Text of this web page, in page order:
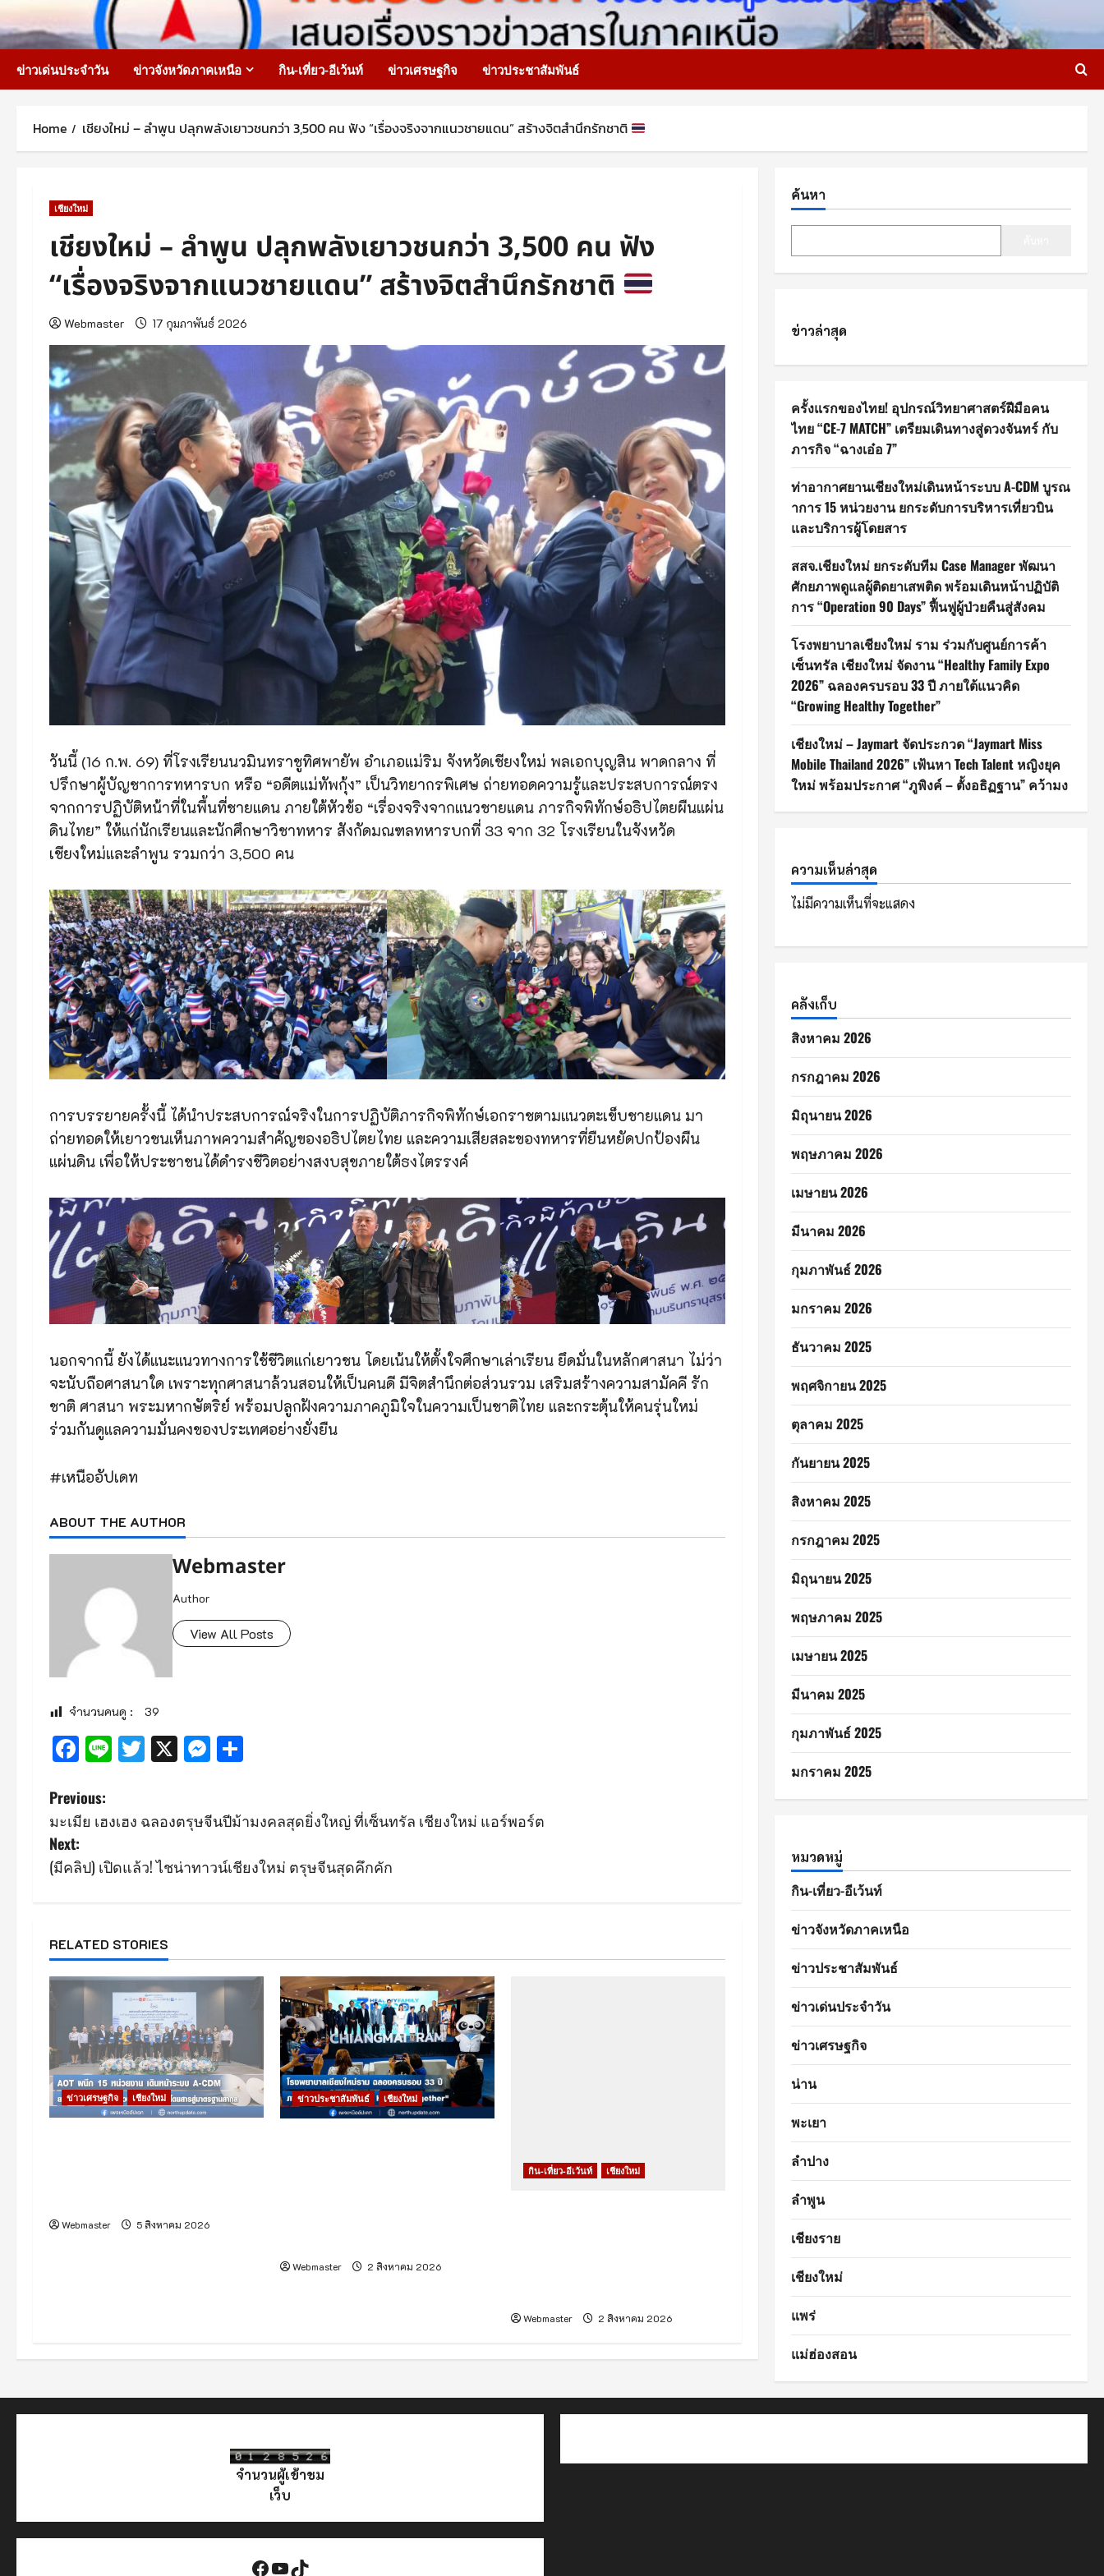
to
content
ข่าวเด่นประจำวัน ข่าวจังหวัดภาคเหนือ กิน-เที่ยว-อีเว้นท์ ข่าวเศรษฐกิจ ข่าวประชาสัมพันธ์
Home เชียงใหม่ – ลำพูน ปลุกพลังเยาวชนกว่า 3,500 คน ฟัง “เรื่องจริงจากแนวชายแดน” สร้างจิตสำนึกรักชาติ
เชียงใหม่
เชียงใหม่ – ลำพูน ปลุกพลังเยาวชนกว่า 3,500 คน ฟัง
“เรื่องจริงจากแนวชายแดน” สร้างจิตสำนึกรักชาติ
Webmaster 17 กุมภาพันธ์ 2026
วันนี้ (16 ก.พ. 69) ที่โรงเรียนนวมินทราชูทิศพายัพ อำเภอแม่ริม จังหวัดเชียงใหม่ พลเอกบุญสิน พาดกลาง ที่
ปรึกษาผู้บัญชาการทหารบก หรือ “อดีตแม่ทัพกุ้ง” เป็นวิทยากรพิเศษ ถ่ายทอดความรู้และประสบการณ์ตรง
จากการปฏิบัติหน้าที่ในพื้นที่ชายแดน ภายใต้หัวข้อ “เรื่องจริงจากแนวชายแดน ภารกิจพิทักษ์อธิปไตยผืนแผ่น
ดินไทย” ให้แก่นักเรียนและนักศึกษาวิชาทหาร สังกัดมณฑลทหารบกที่ 33 จาก 32 โรงเรียนในจังหวัด
เชียงใหม่และลำพูน รวมกว่า 3,500 คน
การบรรยายครั้งนี้ ได้นำประสบการณ์จริงในการปฏิบัติภารกิจพิทักษ์เอกราชตามแนวตะเข็บชายแดน มา
ถ่ายทอดให้เยาวชนเห็นภาพความสำคัญของอธิปไตยไทย และความเสียสละของทหารที่ยืนหยัดปกป้องผืน
แผ่นดิน เพื่อให้ประชาชนได้ดำรงชีวิตอย่างสงบสุขภายใต้ธงไตรรงค์
นอกจากนี้ ยังได้แนะแนวทางการใช้ชีวิตแก่เยาวชน โดยเน้นให้ตั้งใจศึกษาเล่าเรียน ยึดมั่นในหลักศาสนา ไม่ว่า
จะนับถือศาสนาใด เพราะทุกศาสนาล้วนสอนให้เป็นคนดี มีจิตสำนึกต่อส่วนรวม เสริมสร้างความสามัคคี รัก
ชาติ ศาสนา พระมหากษัตริย์ พร้อมปลูกฝังความภาคภูมิใจในความเป็นชาติไทย และกระตุ้นให้คนรุ่นใหม่
ร่วมกันดูแลความมั่นคงของประเทศอย่างยั่งยืน
#เหนืออัปเดท
ABOUT THE AUTHOR
Webmaster
Author
View All Posts
จำนวนคนดู : 39
Facebook
LineTwitter
X Messenger
P
o
s
n
a
v
i
g
a
o
Previous:
มะเมีย เฮงเฮง ฉลองตรุษจีนปีม้ามงคลสุดยิ่งใหญ่ ที่เซ็นทรัล เชียงใหม่ แอร์พอร์ต
Next:
(มีคลิป) เปิดแล้ว! ไชน่าทาวน์เชียงใหม่ ตรุษจีนสุดคึกคัก
RELATED STORIES
ข่าวเศรษฐกิจ เชียงใหม่
Webmaster 5 สิงหาคม 2026
ข่าวประชาสัมพันธ์ เชียงใหม่
Webmaster 2 สิงหาคม 2026
กิน-เที่ยว-อีเว้นท์ เชียงใหม่
Webmaster 2 สิงหาคม 2026
ค้นหา
ข่าวล่าสุด
ครั้งแรกของไทย! อุปกรณ์วิทยาศาสตร์ฝีมือคน
ไทย “CE-7 MATCH” เตรียมเดินทางสู่ดวงจันทร์ กับ
ภารกิจ “ฉางเอ๋อ 7”
ท่าอากาศยานเชียงใหม่เดินหน้าระบบ A-CDM บูรณ
าการ 15 หน่วยงาน ยกระดับการบริหารเที่ยวบิน
และบริการผู้โดยสาร
สสจ.เชียงใหม่ ยกระดับทีม Case Manager พัฒนา
ศักยภาพดูแลผู้ติดยาเสพติด พร้อมเดินหน้าปฏิบัติ
การ “Operation 90 Days” ฟื้นฟูผู้ป่วยคืนสู่สังคม
โรงพยาบาลเชียงใหม่ ราม ร่วมกับศูนย์การค้า
เซ็นทรัล เชียงใหม่ จัดงาน “Healthy Family Expo
2026” ฉลองครบรอบ 33 ปี ภายใต้แนวคิด
“Growing Healthy Together”
เชียงใหม่ – Jaymart จัดประกวด “Jaymart Miss
Mobile Thailand 2026” เฟ้นหา Tech Talent หญิงยุค
ใหม่ พร้อมประกาศ “ภูพิงค์ – ตั้งอธิฏฐาน” คว้ามง
ความเห็นล่าสุด
ไม่มีความเห็นที่จะแสดง
คลังเก็บ
สิงหาคม 2026
กรกฎาคม 2026
มิถุนายน 2026
พฤษภาคม 2026
เมษายน 2026
มีนาคม 2026
กุมภาพันธ์ 2026
มกราคม 2026
ธันวาคม 2025
พฤศจิกายน 2025
ตุลาคม 2025
กันยายน 2025
สิงหาคม 2025
กรกฎาคม 2025
มิถุนายน 2025
พฤษภาคม 2025
เมษายน 2025
มีนาคม 2025
กุมภาพันธ์ 2025
มกราคม 2025
หมวดหมู่
กิน-เที่ยว-อีเว้นท์
ข่าวจังหวัดภาคเหนือ
ข่าวประชาสัมพันธ์
ข่าวเด่นประจำวัน
ข่าวเศรษฐกิจ
น่าน
พะเยา
ลำปาง
ลำพูน
เชียงราย
เชียงใหม่
แพร่
แม่ฮ่องสอน
จำนวนผู้เข้าชม
เว็บ
Facebook
YouTube
TikTok